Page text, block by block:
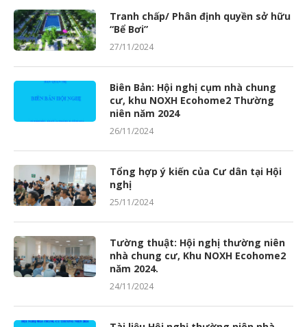
Tranh chấp/ Phân định quyền sở hữu
“Bể Bơi”
27/11/2024
Biên Bản: Hội nghị cụm nhà chung
cư, khu NOXH Ecohome2 Thường
niên năm 2024
26/11/2024
Tổng hợp ý kiến của Cư dân tại Hội
nghị
25/11/2024
Tường thuật: Hội nghị thường niên
nhà chung cư, Khu NOXH Ecohome2
năm 2024.
24/11/2024